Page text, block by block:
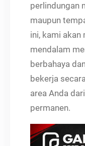
perlindungan
maupun
ini, kami akan
mendalam
berbahaya
bekerja
area Anda
permanen.